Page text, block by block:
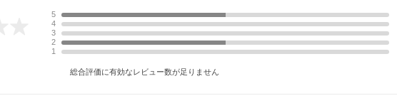
5
4
3
2
1
総合評価に有効なレビュー数が足りません